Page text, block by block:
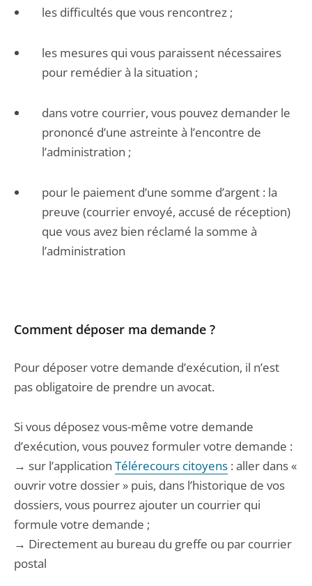
les difficultés que vous rencontrez ;
les mesures qui vous paraissent nécessaires
pour remédier à la situation ;
dans votre courrier, vous pouvez demander le
prononcé d’une astreinte à l’encontre de
l’administration ;
pour le paiement d’une somme d’argent : la
preuve (courrier envoyé, accusé de réception)
que vous avez bien réclamé la somme à
l’administration
Comment déposer ma demande ?
Pour déposer votre demande d’exécution, il n’est
pas obligatoire de prendre un avocat.
Si vous déposez vous-même votre demande
d’exécution, vous pouvez formuler votre demande :
→ sur l’application Télérecours citoyens : aller dans «
ouvrir votre dossier » puis, dans l’historique de vos
dossiers, vous pourrez ajouter un courrier qui
formule votre demande ;
→ Directement au bureau du greffe ou par courrier
postal